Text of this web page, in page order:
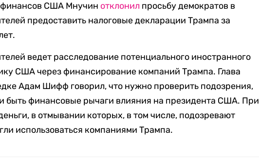
финансов США Мнучин отклонил просьбу демократов в
предоставить налоговые декларации Трампа за
ведет расследование потенциального иностранного
США через финансирование компаний Трампа. Глава
Адам Шифф говорил, что нужно проверить подозрения,
быть финансовые рычаги влияния на президента США. При
в отмывании которых, в том числе, подозревают
использоваться компаниями Трампа.